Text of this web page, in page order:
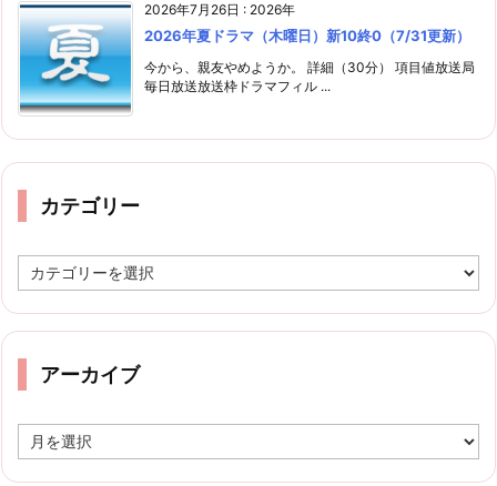
2026年7月26日 : 2026年
2026年夏ドラマ（木曜日）新10終0（7/31更新）
今から、親友やめようか。 詳細（30分） 項目値放送局
毎日放送放送枠ドラマフィル ...
カテゴリー
テ
リ
アーカイブ
ー